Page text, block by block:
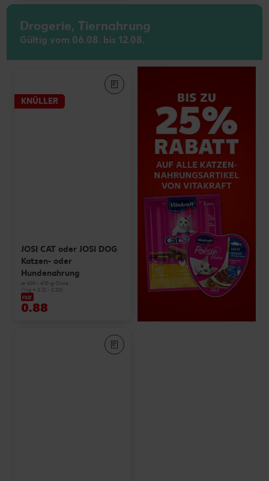
Drogerie, Tiernahrung
Gültig vom 06.08. bis 12.08.
KNÜLLER
JOSI CAT oder JOSI DOG
Katzen- oder
Hundenahrung
je 400 - 415-g-Dose
(1 kg = 2.12 - 2.20)
nur
0.88